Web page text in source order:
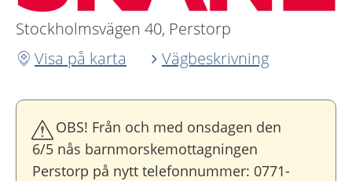
Stockholmsvägen 40, Perstorp
Visa på karta
Vägbeskrivning
OBS! Från och med onsdagen den
6/5 nås barnmorskemottagningen
Perstorp på nytt telefonnummer: 0771-